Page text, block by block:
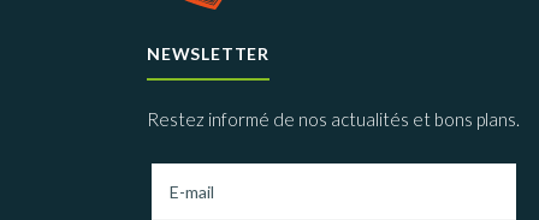
NEWSLETTER
Restez informé de nos actualités et bons plans.